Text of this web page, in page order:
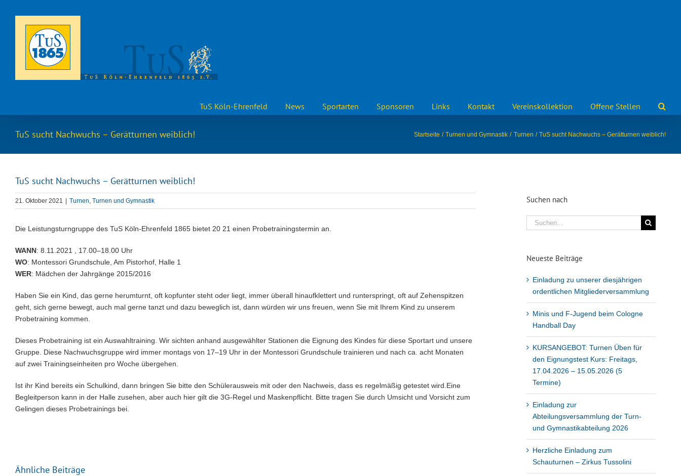
Inhalt
TuS Köln-Ehrenfeld News Sportarten Sponsoren Links Kontakt Vereinskollektion Offene Stellen
TuS sucht Nachwuchs – Gerätturnen weiblich! Startseite Turnen und Gymnastik Turnen TuS sucht Nachwuchs – Gerätturnen weiblich!
TuS sucht Nachwuchs – Gerätturnen weiblich!
21. Oktober 2021 Turnen, Turnen und Gymnastik
Die Leistungsturngruppe des TuS Köln-Ehrenfeld 1865 bietet 20 21 einen Probetrainingstermin an.
WANN: 8.11.2021 , 17.00–18.00 Uhr
WO: Montessori Grundschule, Am Pistorhof, Halle 1
WER: Mädchen der Jahrgänge 2015/2016
Haben Sie ein Kind, das gerne herumturnt, oft kopfunter steht oder liegt, immer überall hinaufklettert und runterspringt, oft auf Zehenspitzen
geht, sich gerne bewegt, auch mal gerne tanzt und dazu beweglich ist, dann würden wir uns freuen, wenn Sie mit Ihrem Kind zu unserem
Probetraining kommen.
Dieses Probetraining ist ein Auswahltraining. Wir sichten anhand ausgewählter Stationen die Eignung des Kindes für diese Sportart und unsere
Gruppe. Diese Nachwuchsgruppe wird immer montags von 17–19 Uhr in der Montessori Grundschule trainieren und nach ca. acht Monaten
auf zwei Trainingseinheiten pro Woche übergehen.
Ist ihr Kind bereits ein Schulkind, dann bringen Sie bitte den Schülerausweis mit oder den Nachweis, dass es regelmäßig getestet wird.Eine
Begleitperson kann in der Halle zusehen, aber auch hier gilt die 3G-Regel und Maskenpflicht. Bitte tragen Sie durch Umsicht und Vorsicht zum
Gelingen dieses Probetrainings bei.
Ähnliche Beiträge
Suchen nach
Suche
nach:
Neueste Beiträge
Einladung zu unserer diesjährigen
ordentlichen Mitgliederversammlung
Minis und F-Jugend beim Cologne
Handball Day
KURSANGEBOT: Turnen Üben für
den Eignungstest Kurs: Freitags,
17.04.2026 – 15.05.2026 (5
Termine)
Einladung zur
Abteilungsversammlung der Turn-
und Gymnastikabteilung 2026
Herzliche Einladung zum
Schauturnen – Zirkus Tussolini